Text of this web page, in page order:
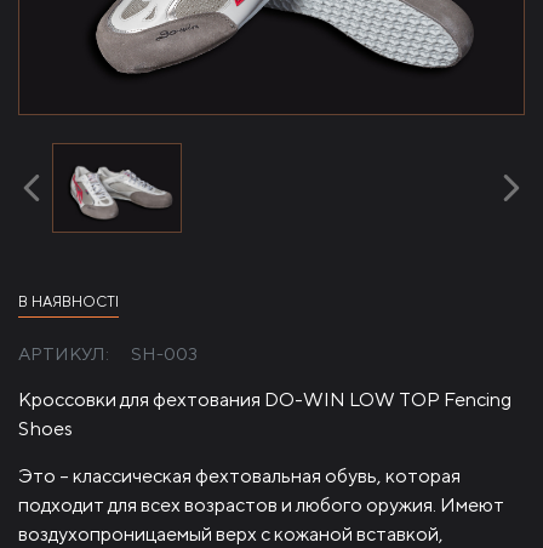
В НАЯВНОСТІ
АРТИКУЛ: SH-003
Кроссовки для фехтования DO-WIN LOW TOP Fencing
Shoes
Это – классическая фехтовальная обувь, которая
подходит для всех возрастов и любого оружия. Имеют
воздухопроницаемый верх с кожаной вставкой,